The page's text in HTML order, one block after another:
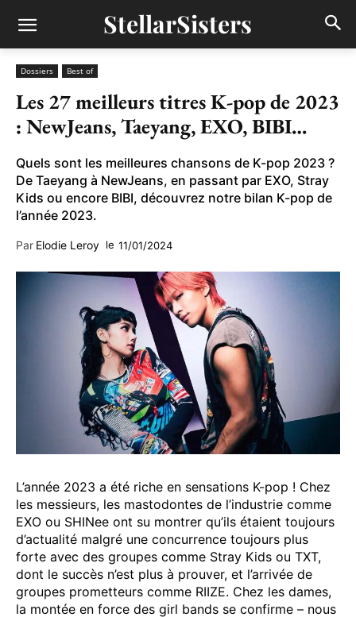
StellarSisters
Dossiers Best of
Les 27 meilleurs titres K-pop de 2023
: NewJeans, Taeyang, EXO, BIBI…
Quels sont les meilleures chansons de K-pop 2023 ?
De Taeyang à NewJeans, en passant par EXO, Stray
Kids ou encore BIBI, découvrez notre bilan K-pop de
l’année 2023.
Par Elodie Leroy le 11/01/2024
L’année 2023 a été riche en sensations K-pop ! Chez
les messieurs, les mastodontes de l’industrie comme
EXO ou SHINee ont su montrer qu’ils étaient toujours
d’actualité malgré une concurrence toujours plus
forte avec des groupes comme Stray Kids ou TXT,
dont le succès n’est plus à prouver, et l’arrivée de
groupes prometteurs comme RIIZE. Chez les dames,
la montée en force des girl bands se confirme – nous